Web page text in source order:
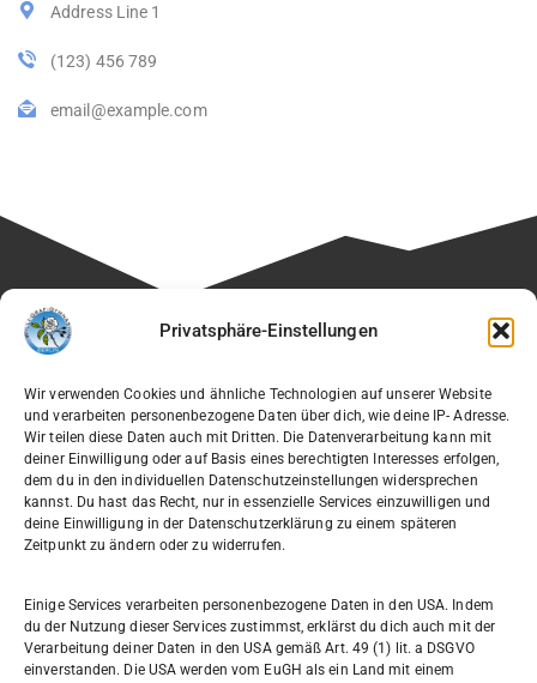
Privatsphäre-Einstellungen
Wir verwenden Cookies und ähnliche Technologien auf unserer Website
und verarbeiten personenbezogene Daten über dich, wie deine IP- Adresse.
Wir teilen diese Daten auch mit Dritten. Die Datenverarbeitung kann mit
deiner Einwilligung oder auf Basis eines berechtigten Interesses erfolgen,
dem du in den individuellen Datenschutzeinstellungen widersprechen
kannst. Du hast das Recht, nur in essenzielle Services einzuwilligen und
deine Einwilligung in der Datenschutzerklärung zu einem späteren
Zeitpunkt zu ändern oder zu widerrufen.
Einige Services verarbeiten personenbezogene Daten in den USA. Indem
du der Nutzung dieser Services zustimmst, erklärst du dich auch mit der
Verarbeitung deiner Daten in den USA gemäß Art. 49 (1) lit. a DSGVO
einverstanden. Die USA werden vom EuGH als ein Land mit einem
Address Line 1
(123) 456 789
email@example.com
Besuchen Sie auch die Seite unseres Fördervereins:
Willi-Graf-Gymnasium
Ostpreußendamm 166
12207 Berlin
030 7729004
030772057999